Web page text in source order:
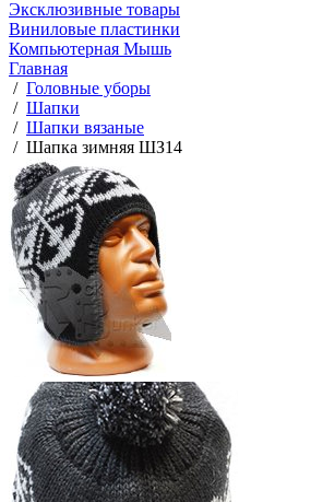
Эксклюзивные товары
Виниловые пластинки
Компьютерная Мышь
Главная
/ Головные уборы
/ Шапки
/ Шапки вязаные
/ Шапка зимняя ШЗ14